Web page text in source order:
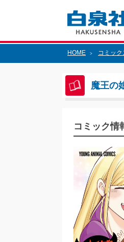
HOME > コミック
魔王の
コミック情